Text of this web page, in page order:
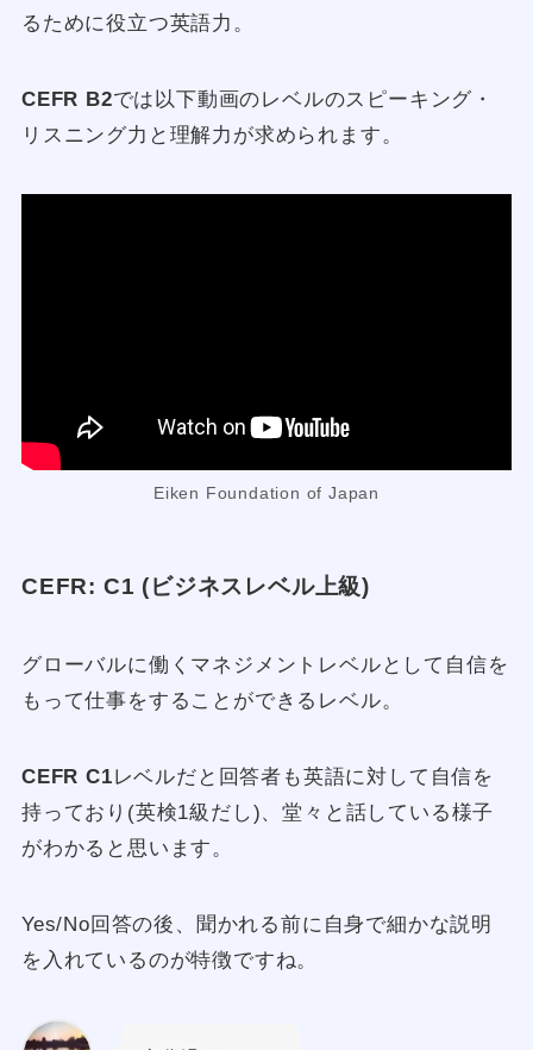
るために役立つ英語力。
CEFR B2では以下動画のレベルのスピーキング・
リスニング力と理解力が求められます。
Eiken Foundation of Japan
CEFR: C1 (ビジネスレベル上級)
グローバルに働くマネジメントレベルとして自信を
もって仕事をすることができるレベル。
CEFR C1レベルだと回答者も英語に対して自信を
持っており(英検1級だし)、堂々と話している様子
がわかると思います。
Yes/No回答の後、聞かれる前に自身で細かな説明
を入れているのが特徴ですね。